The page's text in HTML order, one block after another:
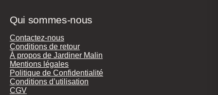
Qui sommes-nous
Contactez-nous
Conditions de retour
À propos de Jardiner Malin
Mentions légales
Politique de Confidentialité
Conditions d’utilisation
CGV